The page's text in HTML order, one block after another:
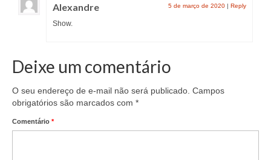
Documentos para Homologação
Guias
Links
Alexandre 5 de março de 2020 | Reply
Show.
Deixe um comentário
O seu endereço de e-mail não será publicado. Campos
obrigatórios são marcados com *
Comentário *